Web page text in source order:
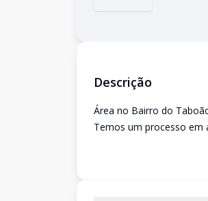
Descrição
Área no Bairro do
Temos um processo em